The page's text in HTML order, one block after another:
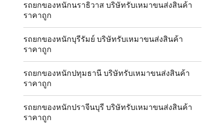
รถยกของหนักนราธิวาส บริษัทรับเหมาขนส่งสินค้า
ราคาถูก
รถยกของหนักบุรีรัมย์ บริษัทรับเหมาขนส่งสินค้า
ราคาถูก
รถยกของหนักปทุมธานี บริษัทรับเหมาขนส่งสินค้า
ราคาถูก
รถยกของหนักปราจีนบุรี บริษัทรับเหมาขนส่งสินค้า
ราคาถูก